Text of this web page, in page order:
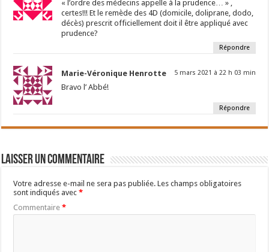
« l’ordre des médecins appelle à la prudence… » ,
certes!!! Et le remède des 4D (domicile, doliprane, dodo,
décès) prescrit officiellement doit il être appliqué avec
prudence?
Répondre
Marie-Véronique Henrotte 5 mars 2021 à 22 h 03 min
Bravo l’ Abbé!
Répondre
Laisser un commentaire
Votre adresse e-mail ne sera pas publiée. Les champs obligatoires
sont indiqués avec*
Commentaire*